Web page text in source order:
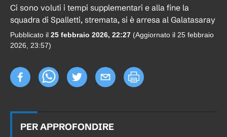
Ci sono voluti i tempi supplementari e alla fine la
squadra di Spalletti, stremata, si è arresa al Galatasaray
Pubblicato il 25 febbraio 2026, 22:27 (Aggiornato il 25 febbraio
2026, 23:57)
PER APPROFONDIRE